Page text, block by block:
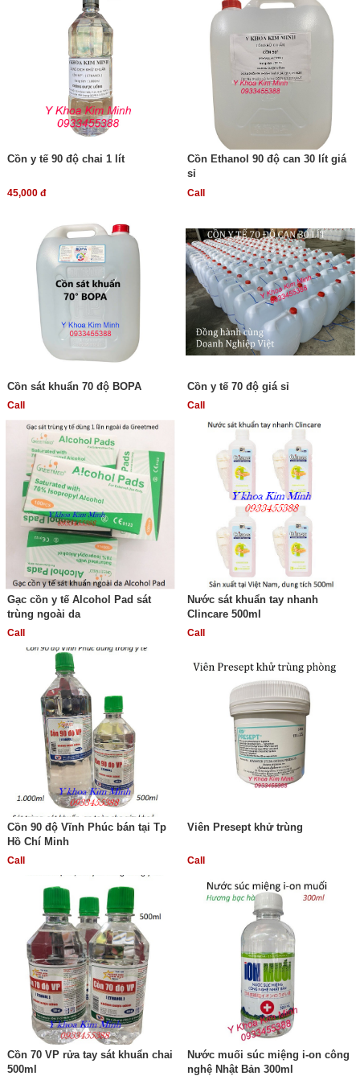
Cồn y tế 90 độ chai 1 lít
45,000 đ
Cồn Ethanol 90 độ can 30 lít giá
sỉ
Call
Cồn sát khuẩn 70 độ BOPA
Call
Cồn y tế 70 độ giá sỉ
Call
Gạc cồn y tế Alcohol Pad sát
trùng ngoài da
Call
Nước sát khuẩn tay nhanh
Clincare 500ml
Call
Cồn 90 độ Vĩnh Phúc bán tại Tp
Hồ Chí Minh
Call
Viên Presept khử trùng
Call
Cồn 70 VP rửa tay sát khuẩn chai
500ml
Nước muối súc miệng i-on công
nghệ Nhật Bản 300ml